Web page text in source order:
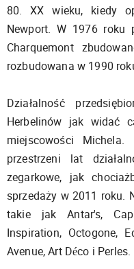
80. XX wieku, kiedy
Newport. W 1976 roku
Charquemont
rozbudowana w 1990
Działalność
Herbelinów jak widać
miejscowości
przestrzeni lat
zegarkowe, jak
sprzedaży w 2011 roku.
takie jak Antar's,
Inspiration, Octogone,
Avenue, Art Déco i Perles.